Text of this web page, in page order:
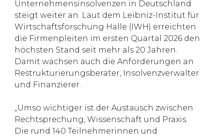
Unternehmensinsolvenzen in Deutschland
steigt weiter an. Laut dem Leibniz-Institut für
Wirtschaftsforschung Halle (IWH) erreichten
die Firmenpleiten im ersten Quartal 2026 den
höchsten Stand seit mehr als 20 Jahren.
Damit wachsen auch die Anforderungen an
Restrukturierungsberater, Insolvenzverwalter
und Finanzierer.
„Umso wichtiger ist der Austausch zwischen
Rechtsprechung, Wissenschaft und Praxis.
Die rund 140 Teilnehmerinnen und